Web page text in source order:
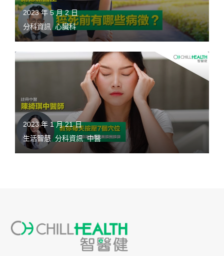
2023 年 5 月 2 日
分科資訊 , 心臟科
2023 年 1 月 21 日
生活智慧, 分科資訊,中醫